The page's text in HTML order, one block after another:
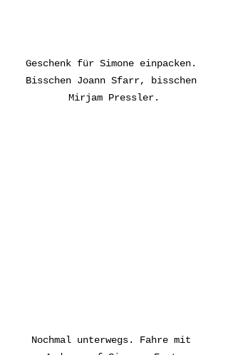
Geschenk für Simone einpacken.
Bisschen Joann Sfarr, bisschen
Mirjam Pressler.
Nochmal unterwegs. Fahre mit